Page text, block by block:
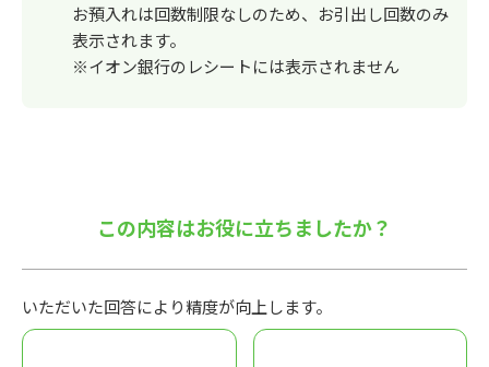
お預入れは回数制限なしのため、お引出し回数のみ
表示されます。
※イオン銀行のレシートには表示されません
この内容はお役に立ちましたか？
いただいた回答により精度が向上します。